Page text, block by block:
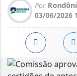
Por
03/06/2026